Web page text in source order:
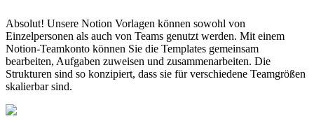
Absolut! Unsere Notion Vorlagen können sowohl von
Einzelpersonen als auch von Teams genutzt werden. Mit einem
Notion-Teamkonto können Sie die Templates gemeinsam
bearbeiten, Aufgaben zuweisen und zusammenarbeiten. Die
Strukturen sind so konzipiert, dass sie für verschiedene Teamgrößen
skalierbar sind.